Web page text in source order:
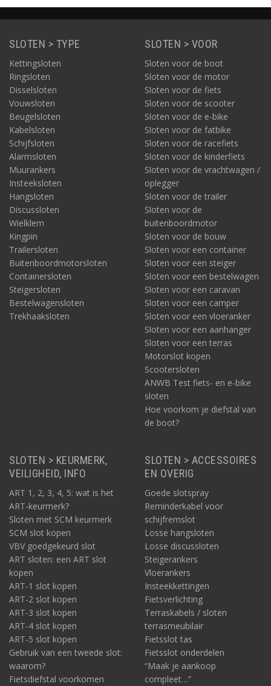
SLOTEN > TYPE
Kettingsloten
Ringsloten
Disselsloten
Vouwsloten
Beugelsloten
Kabelsloten
Schijfsloten
Alarmsloten
Muurankers
Insteeksloten
Hangsloten
Discussloten
Wielklem
Kingpin
Trailersloten
Buitenboordmotorsloten
Containersloten
Steigersloten
Bestelwagensloten
Trekhaaksloten
SLOTEN > VOOR
Sloten voor de boot
Sloten voor de motor
Sloten voor de fiets
Sloten voor de scooter
Sloten voor de e-bike
Sloten voor de fatbike
Sloten voor de racefiets
Sloten voor de kinderfiets
Sloten voor de vrachtwagen /
oplegger
Sloten voor de trailer
Sloten voor de
buitenboordmotor
Sloten voor de bouw
Sloten voor een container
Sloten voor een steiger
Sloten voor een bestelwagen
Sloten voor een caravan
Sloten voor een camper
Sloten voor een vloeranker
Sloten voor een aanhanger
Sloten voor een terras
Motorslot kopen
Scootersloten
ANWB Test fiets- en e-bike
sloten
Hoe voorkom je diefstal van
de boot?
SLOTEN > KEURMERK,
VEILIGHEID, INFO
ART 1, 2, 3, 4, 5: wat is het
ART-keurmerk?
Sloten met SCM keurmerk
SCM slot kopen
VBV goedgekeurd slot
ART sloten: een ART slot
kopen
ART-1 slot kopen
ART-2 slot kopen
ART-3 slot kopen
ART-4 slot kopen
ART-5 slot kopen
Gebruik van een tweede slot:
waarom?
Fietsdiefstal voorkomen
SLOTEN > ACCESSOIRES
EN OVERIG
Goede slotspray
Reminderkabel voor
schijfremslot
Losse hangsloten
Losse discussloten
Steigerankers
Vloerankers
Insteekkettingen
Fietsverlichting
Terraskabels / sloten
terrasmeubilair
Fietsslot tas
Fietsslot onderdelen
“Maak je aankoop
compleet…”